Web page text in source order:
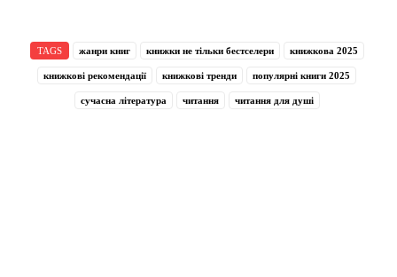
TAGS жанри книг книжки не тільки бестселери книжкова 2025
книжкові рекомендації книжкові тренди популярні книги 2025
сучасна література читання читання для душі